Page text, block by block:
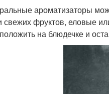
ароматизаторы
свежих фруктов, еловые
на блюдечке и